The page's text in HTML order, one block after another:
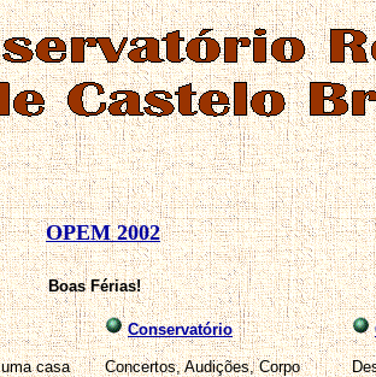
OPEM 2002
Boas Férias!
casa
Conservatório
Concertos, Audições, Corpo